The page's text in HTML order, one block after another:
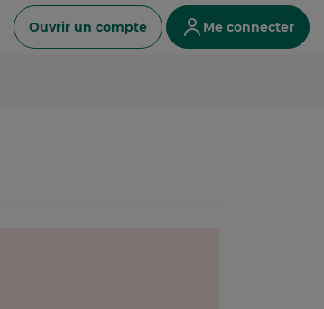
Ouvrir un compte Me connecter